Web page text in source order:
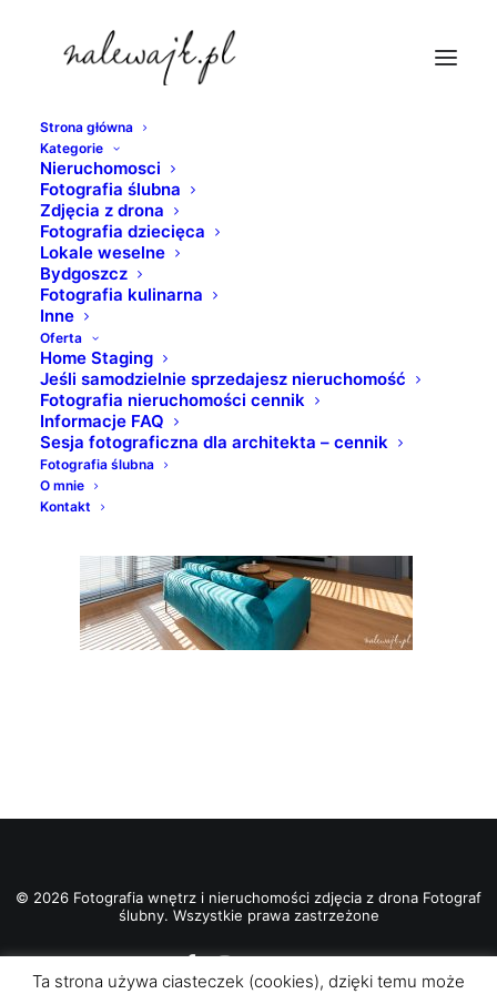
Strona główna
Kategorie
Nieruchomosci
Fotografia ślubna
Zdjęcia z drona
Fotografia dziecięca
Lokale weselne
Bydgoszcz
Fotografia kulinarna
Inne
Oferta
Home Staging
Jeśli samodzielnie sprzedajesz nieruchomość
Fotografia nieruchomości cennik
Informacje FAQ
Sesja fotograficzna dla architekta – cennik
Fotografia ślubna
O mnie
Kontakt
fotograf-wnetrz-wloclawek
Strona Główna
Sesje fotograficzne wnętrz | Fotograf mieszkań,
apartamentów, domów, biur, hoteli i innych nieruchomości
© 2026 Fotografia wnętrz i nieruchomości zdjęcia z drona Fotograf
ślubny. Wszystkie prawa zastrzeżone
Ta strona używa ciasteczek (cookies), dzięki temu może